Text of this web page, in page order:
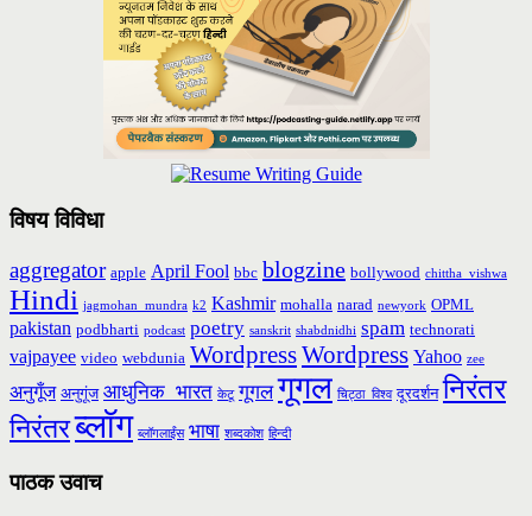
विषय विविधा
aggregator apple April Fool bbc blogzine bollywood chittha_vishwa
Hindi jagmohan_mundra k2 Kashmir mohalla narad newyork OPML
pakistan podbharti podcast poetry sanskrit shabdnidhi spam technorati
vajpayee video webdunia WordpressWordpress Yahoo zee
अनुगूँज अनुगूंज आधुनिक_भारत केटू गूगल गूगल चिट्ठा_विश्व दूरदर्शन निरंतर
निरंतरब्लॉग ब्लॉगलाईंस भाषा शब्दकोश हिन्दी
पाठक उवाच